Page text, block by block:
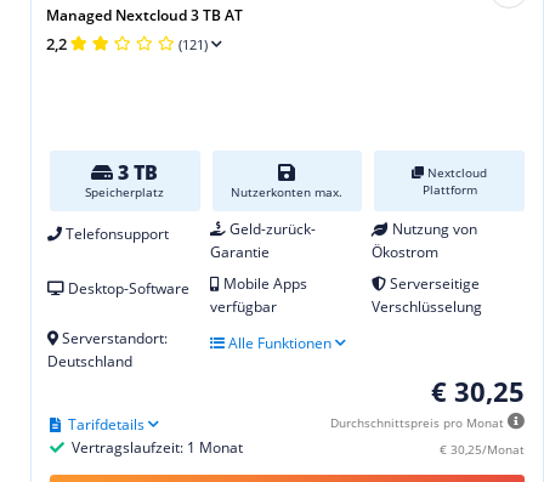
Managed Nextcloud 3 TB AT
2,2 (121)
3 TB
Speicherplatz Nutzerkonten max.
Nextcloud
Plattform
Telefonsupport
Geld-zurück-
Garantie
Nutzung von
Ökostrom
Desktop-Software
Mobile Apps
verfügbar
Serverseitige
Verschlüsselung
Serverstandort:
Deutschland
Alle Funktionen
€ 30,25
Durchschnittspreis pro Monat
€ 30,25/Monat
Vertragslaufzeit: 1 Monat
Tarifdetails